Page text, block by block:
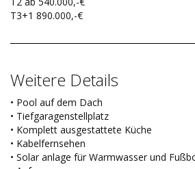
T3+1 890.000,-€
Weitere Details
• Pool auf dem Dach
• Tiefgaragenstellplatz
• Komplett ausgestattete Küche
• Kabelfernsehen
• Solar anlage für Warmwasser und